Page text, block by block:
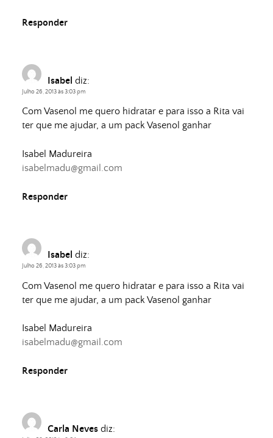
Responder
Isabel diz:
Julho 26, 2013 às 3:03 pm
Com Vasenol me quero hidratar e para isso a Rita vai
ter que me ajudar, a um pack Vasenol ganhar
Isabel Madureira
isabelmadu@gmail.com
Responder
Isabel diz:
Julho 26, 2013 às 3:03 pm
Com Vasenol me quero hidratar e para isso a Rita vai
ter que me ajudar, a um pack Vasenol ganhar
Isabel Madureira
isabelmadu@gmail.com
Responder
Carla Neves diz: